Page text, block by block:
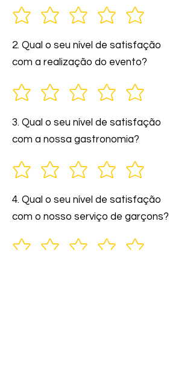
2. Qual o seu nível de satisfação
com a realização do evento?
3. Qual o seu nível de satisfação
com a nossa gastronomia?
4. Qual o seu nível de satisfação
com o nosso serviço de garçons?